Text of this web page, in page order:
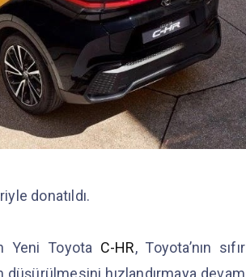
donatıldı.
Yeni Toyota C-HR, Toyota’nın sıfır
hızlandırmaya devam